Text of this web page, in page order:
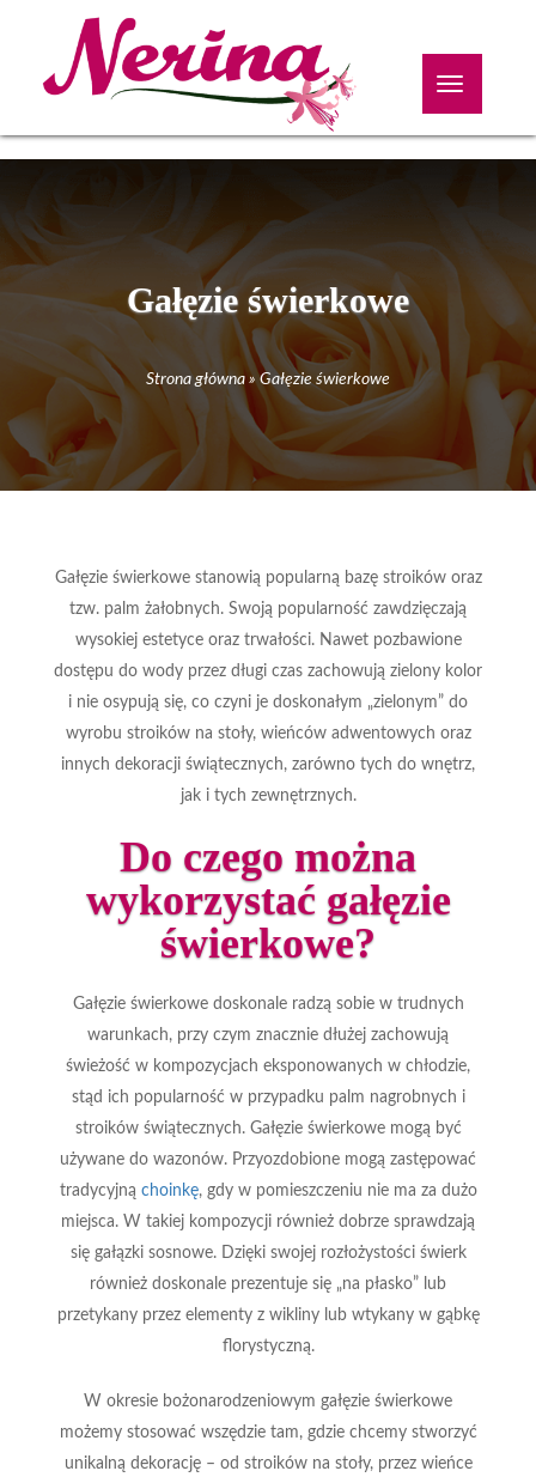
Toggle
navigation
Gałęzie świerkowe
Strona główna » Gałęzie świerkowe
Gałęzie świerkowe stanowią popularną bazę stroików oraz
tzw. palm żałobnych. Swoją popularność zawdzięczają
wysokiej estetyce oraz trwałości. Nawet pozbawione
dostępu do wody przez długi czas zachowują zielony kolor
i nie osypują się, co czyni je doskonałym „zielonym” do
wyrobu stroików na stoły, wieńców adwentowych oraz
innych dekoracji świątecznych, zarówno tych do wnętrz,
jak i tych zewnętrznych.
Do czego można
wykorzystać gałęzie
świerkowe?
Gałęzie świerkowe doskonale radzą sobie w trudnych
warunkach, przy czym znacznie dłużej zachowują
świeżość w kompozycjach eksponowanych w chłodzie,
stąd ich popularność w przypadku palm nagrobnych i
stroików świątecznych. Gałęzie świerkowe mogą być
używane do wazonów. Przyozdobione mogą zastępować
tradycyjną choinkę, gdy w pomieszczeniu nie ma za dużo
miejsca. W takiej kompozycji również dobrze sprawdzają
się gałązki sosnowe. Dzięki swojej rozłożystości świerk
również doskonale prezentuje się „na płasko” lub
przetykany przez elementy z wikliny lub wtykany w gąbkę
florystyczną.
W okresie bożonarodzeniowym gałęzie świerkowe
możemy stosować wszędzie tam, gdzie chcemy stworzyć
unikalną dekorację – od stroików na stoły, przez wieńce